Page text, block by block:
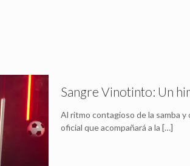
Sangre Vinotinto: Un
Al ritmo contagioso de la samba
oficial que acompañará a la […]